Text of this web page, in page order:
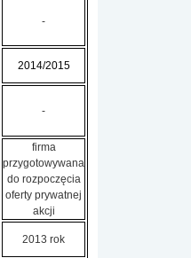
-
2014/2015
-
firma
przygotowywana
do rozpoczęcia
oferty prywatnej
akcji
2013 rok